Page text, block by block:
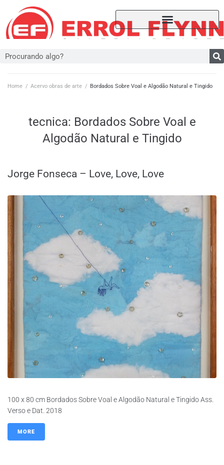
Home / Acervo obras de arte / Bordados Sobre Voal e Algodão Natural e Tingido
tecnica: Bordados Sobre Voal e
Algodão Natural e Tingido
Jorge Fonseca – Love, Love, Love
100 x 80 cm Bordados Sobre Voal e Algodão Natural e Tingido Ass.
Verso e Dat. 2018
MORE